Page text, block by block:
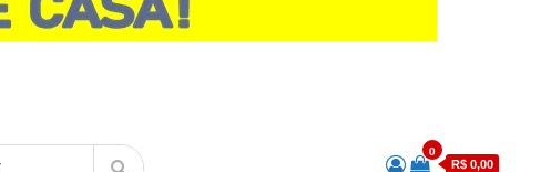
0
R$ 0,00